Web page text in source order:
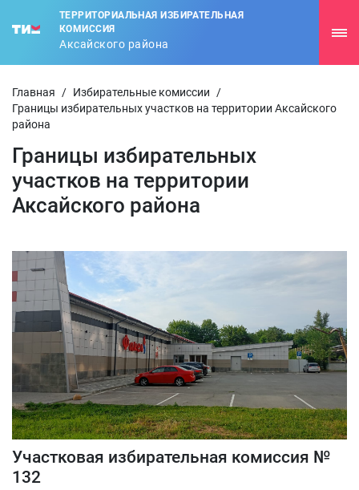
ТЕРРИТОРИАЛЬНАЯ ИЗБИРАТЕЛЬНАЯ
КОМИССИЯ
Аксайского района
Главная / Избирательные комиссии
/
Границы избирательных участков на территории Аксайского
района
Границы избирательных
участков на территории
Аксайского района
Участковая избирательная комиссия №
132